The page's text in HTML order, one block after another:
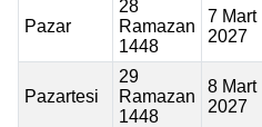
Pazar
28
Ramazan
1448
7 Mart
2027
Pazartesi
29
Ramazan
1448
8 Mart
2027